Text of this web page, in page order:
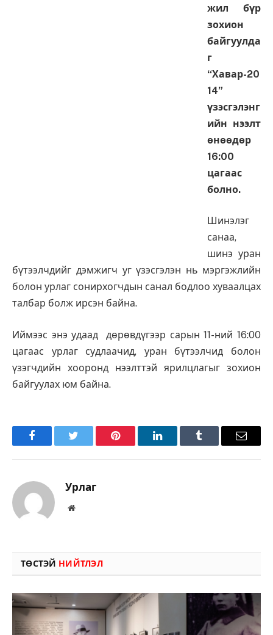
жил бүр
зохион
байгуулда
г
“Хавар-20
14”
үзэсгэлэнг
ийн нээлт
өнөөдөр
16:00
цагаас
болно.
Шинэлэг
санаа,
шинэ уран
бүтээлчдийг дэмжигч уг үзэсгэлэн нь мэргэжлийн
болон урлаг сонирхогчдын санал бодлоо хуваалцах
талбар болж ирсэн байна.
Иймээс энэ удаад дөрөвдүгээр сарын 11-ний 16:00
цагаас урлаг судлаачид, уран бүтээлчид болон
үзэгчдийн хооронд нээлттэй ярилцлагыг зохион
байгуулах юм байна.
FacebookTwitter Pinterest LinkedInTumblr Имэйл
Урлаг
Вэбсайт
ТӨСТЭЙ НИЙТЛЭЛ